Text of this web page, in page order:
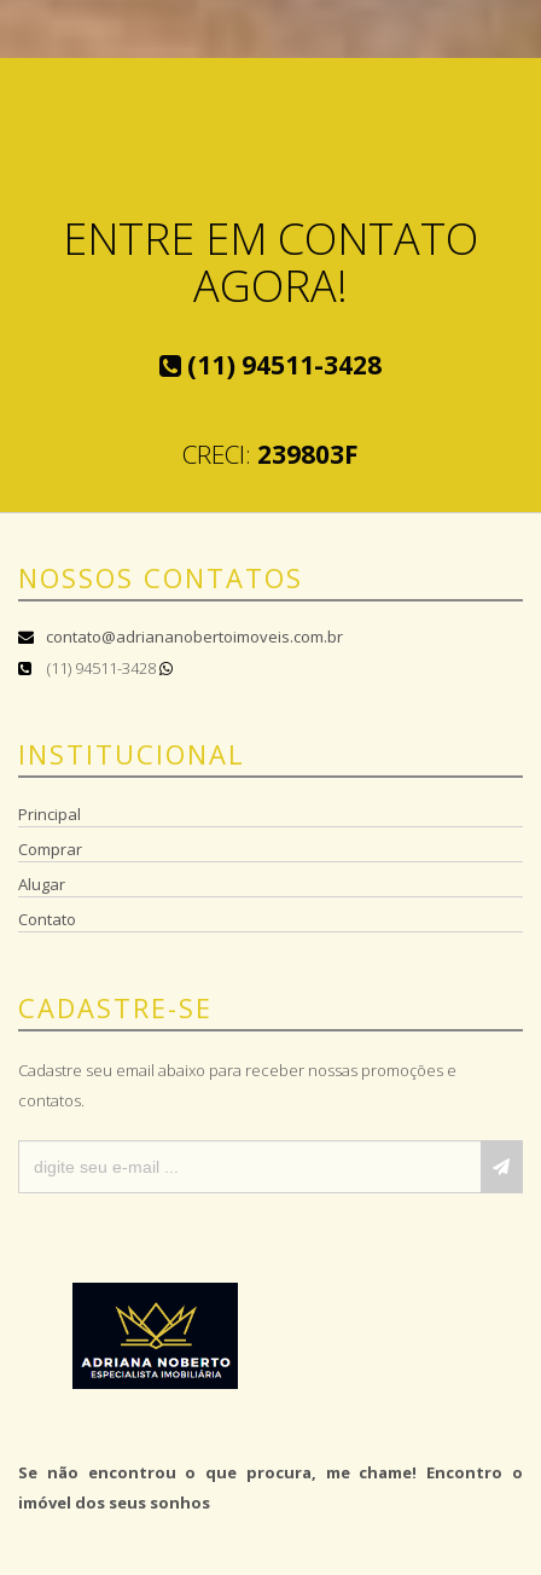
ENTRE EM CONTATO
AGORA!
(11) 94511-3428
CRECI: 239803F
NOSSOS CONTATOS
contato@adriananobertoimoveis.com.br
(11) 94511-3428
INSTITUCIONAL
Principal
Comprar
Alugar
Contato
CADASTRE-SE
Cadastre seu email abaixo para receber nossas promoções e
contatos.
Se não encontrou o que procura, me chame! Encontro o
imóvel dos seus sonhos